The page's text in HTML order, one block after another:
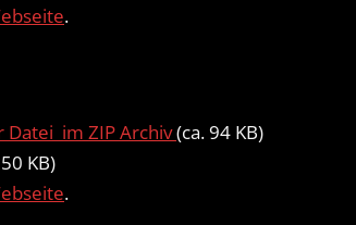
.
Datei im ZIP Archiv(ca. 94 KB)
KB)
.